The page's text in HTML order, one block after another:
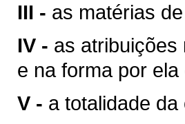
III - as matérias
IV - as atribuições
e na forma por
V - a totalidade